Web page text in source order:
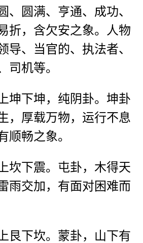
、圆满、亨通、成功、
折，含欠安之象。人物
导、当官的、执法者、
司机等。
坤下坤，纯阴卦。坤卦
，厚载万物，运行不息
顺畅之象。
坎下震。屯卦，木得天
雨交加，有面对困难而
艮下坎。蒙卦，山下有